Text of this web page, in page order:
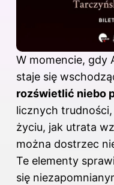
W momencie, gdy
staje się
rozświetlić niebo
licznych
życiu, jak utrata
można dostrzec
Te elementy
się